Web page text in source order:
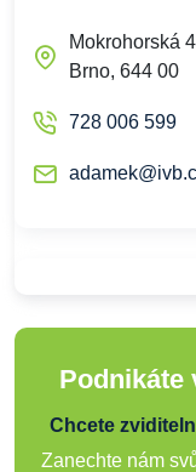
Mokrohorská
Brno, 644 00
728 006 599
Podnikáte
Chcete
Zanechte nám